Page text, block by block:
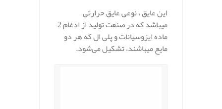
این عایق ، نوعی عایق حرارتی
میباشد که در صنعت تولید از ادغام 2
ماده ایزوسیانات و پلی ال که هر دو
مایع میباشند، تشکیل می‌شود.